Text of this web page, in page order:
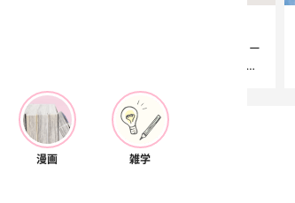
【Dリーグ】Ray世代注目のプロダンサー
集団♡ 各チームを彩る「イケメンダンサ
漫画 雑学